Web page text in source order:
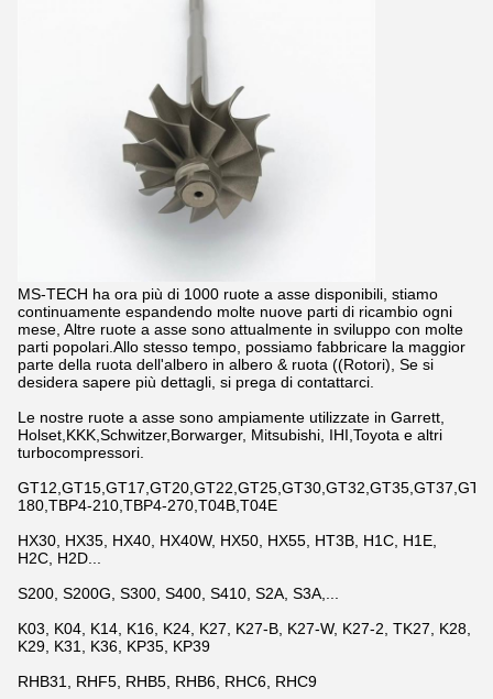
MS-TECH ha ora più di 1000 ruote a asse disponibili, stiamo
continuamente espandendo molte nuove parti di ricambio ogni
mese, Altre ruote a asse sono attualmente in sviluppo con molte
parti popolari.Allo stesso tempo, possiamo fabbricare la maggior
parte della ruota dell'albero in albero & ruota ((Rotori), Se si
desidera sapere più dettagli, si prega di contattarci.
Le nostre ruote a asse sono ampiamente utilizzate in Garrett,
Holset,KKK,Schwitzer,Borwarger, Mitsubishi, IHI,Toyota e altri
turbocompressori.
180,TBP4-210,TBP4-270,T04B,T04E
HX30, HX35, HX40, HX40W, HX50, HX55, HT3B, H1C, H1E,
H2C, H2D...
S200, S200G, S300, S400, S410, S2A, S3A,...
K03, K04, K14, K16, K24, K27, K27-B, K27-W, K27-2, TK27, K28,
K29, K31, K36, KP35, KP39
RHB31, RHF5, RHB5, RHB6, RHC6, RHC9